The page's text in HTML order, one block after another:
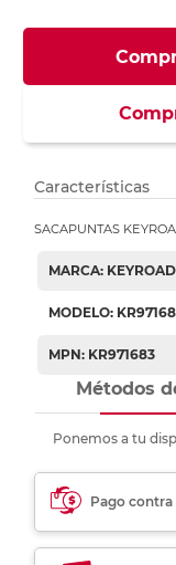
Características
SACAPUNTAS
MARCA: KEYROAD
MODELO:
MPN: KR971683
Métodos
Ponemos a tu
Pago